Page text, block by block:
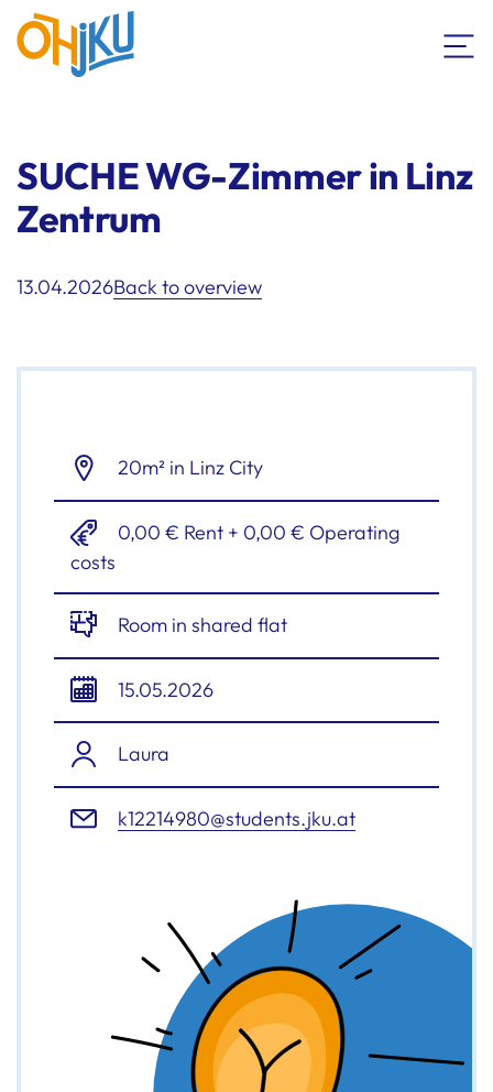
SUCHE WG-Zimmer in Linz
Zentrum
13.04.2026Back to overview
20m² in Linz City
0,00 € Rent + 0,00 € Operating
costs
Room in shared flat
15.05.2026
Laura
k12214980@students.jku.at